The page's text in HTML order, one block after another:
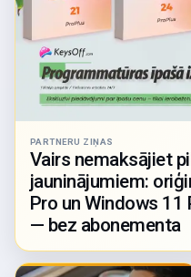
PARTNERU ZIŅAS
Vairs nemaksājiet
jauninājumiem:
Pro un Windows
— bez abonementa